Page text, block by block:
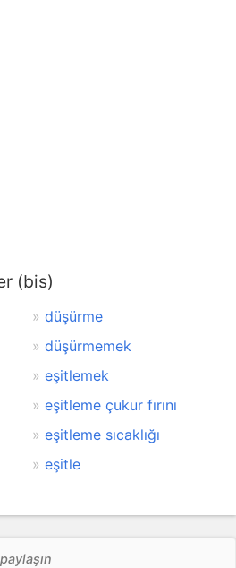
(bis)
düşürme
düşürmemek
eşitlemek
eşitleme çukur fırını
eşitleme sıcaklığı
eşitle